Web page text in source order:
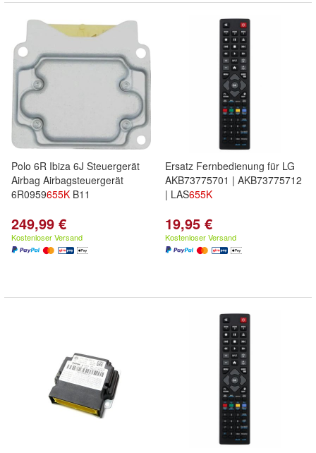
Polo 6R Ibiza 6J Steuergerät
Airbag Airbagsteuergerät
6R0959655K B11
249,99 €
Kostenloser Versand
Ersatz Fernbedienung für LG
AKB73775701 | AKB73775712
| LAS655K
19,95 €
Kostenloser Versand